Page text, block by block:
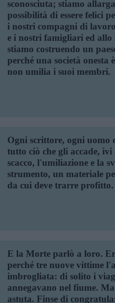
sconosciuta; stiamo
possibilità di essere felici
i nostri compagni di
e i nostri famigliari ed allo
stiamo costruendo un
perché una società onesta
non umilia i suoi membri.
Ogni scrittore, ogni uomo
tutto ciò che gli accade, ivi
scacco, l'umiliazione e la
strumento, un materiale
da cui deve trarre profitto.
E la Morte parlò a loro.
perché tre nuove vittime
imbrogliata: di solito i
annegavano nel fiume.
astuta. Finse di